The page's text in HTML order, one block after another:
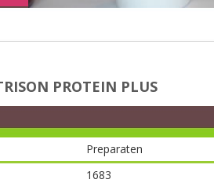
PROTEIN PLUS
Preparaten
1683